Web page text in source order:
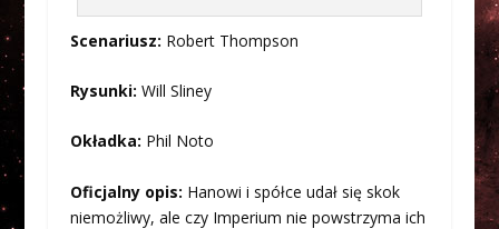
Scenariusz: Robert Thompson
Rysunki: Will Sliney
Okładka: Phil Noto
Oficjalny opis: Hanowi i spółce udał się skok
niemożliwy, ale czy Imperium nie powstrzyma ich